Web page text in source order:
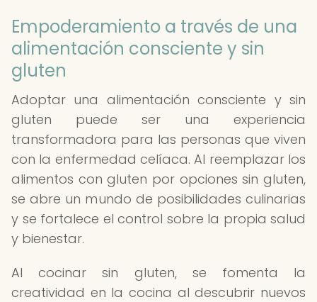
Empoderamiento a través de una
alimentación consciente y sin
gluten
Adoptar una alimentación consciente y sin
gluten puede ser una experiencia
transformadora para las personas que viven
con la enfermedad celíaca. Al reemplazar los
alimentos con gluten por opciones sin gluten,
se abre un mundo de posibilidades culinarias
y se fortalece el control sobre la propia salud
y bienestar.
Al cocinar sin gluten, se fomenta la
creatividad en la cocina al descubrir nuevos